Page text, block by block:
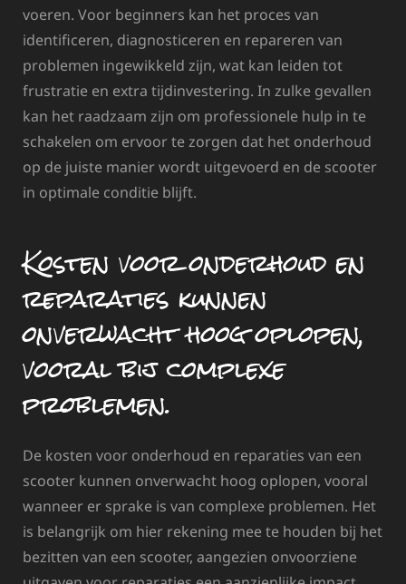
voeren. Voor beginners kan het proces van
identificeren, diagnosticeren en repareren van
problemen ingewikkeld zijn, wat kan leiden tot
frustratie en extra tijdinvestering. In zulke gevallen
kan het raadzaam zijn om professionele hulp in te
schakelen om ervoor te zorgen dat het onderhoud
op de juiste manier wordt uitgevoerd en de scooter
in optimale conditie blijft.
Kosten voor onderhoud en
reparaties kunnen
onverwacht hoog oplopen,
vooral bij complexe
problemen.
De kosten voor onderhoud en reparaties van een
scooter kunnen onverwacht hoog oplopen, vooral
wanneer er sprake is van complexe problemen. Het
is belangrijk om hier rekening mee te houden bij het
bezitten van een scooter, aangezien onvoorziene